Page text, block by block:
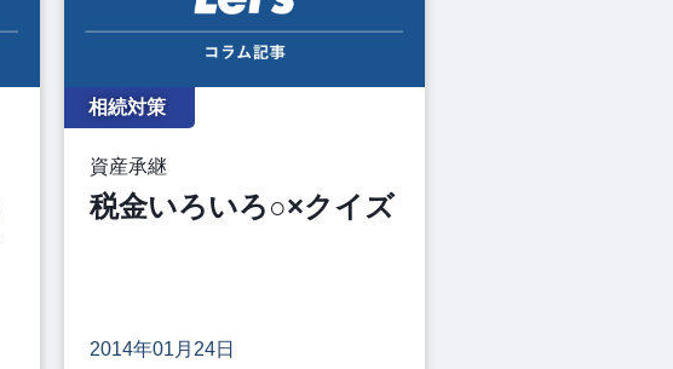
相続対策
資産承継
税金いろいろ○×クイズ
2014年01月24日